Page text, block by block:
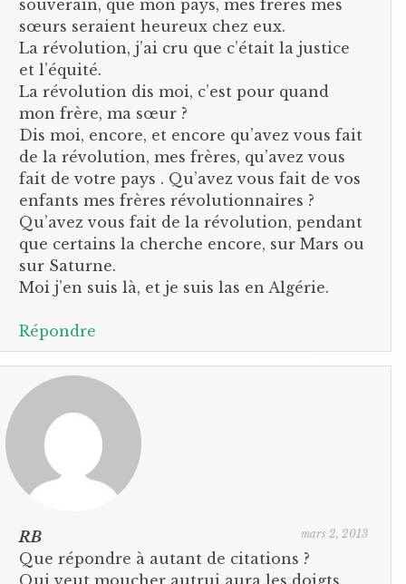
souverain, que mon pays, mes frères mes
sœurs seraient heureux chez eux.
La révolution, j’ai cru que c’était la justice
et l’équité.
La révolution dis moi, c’est pour quand
mon frère, ma sœur ?
Dis moi, encore, et encore qu’avez vous fait
de la révolution, mes frères, qu’avez vous
fait de votre pays . Qu’avez vous fait de vos
enfants mes frères révolutionnaires ?
Qu’avez vous fait de la révolution, pendant
que certains la cherche encore, sur Mars ou
sur Saturne.
Moi j’en suis là, et je suis las en Algérie.
Répondre
RB mars 2, 2013
Que répondre à autant de citations ?
Qui veut moucher autrui aura les doigts